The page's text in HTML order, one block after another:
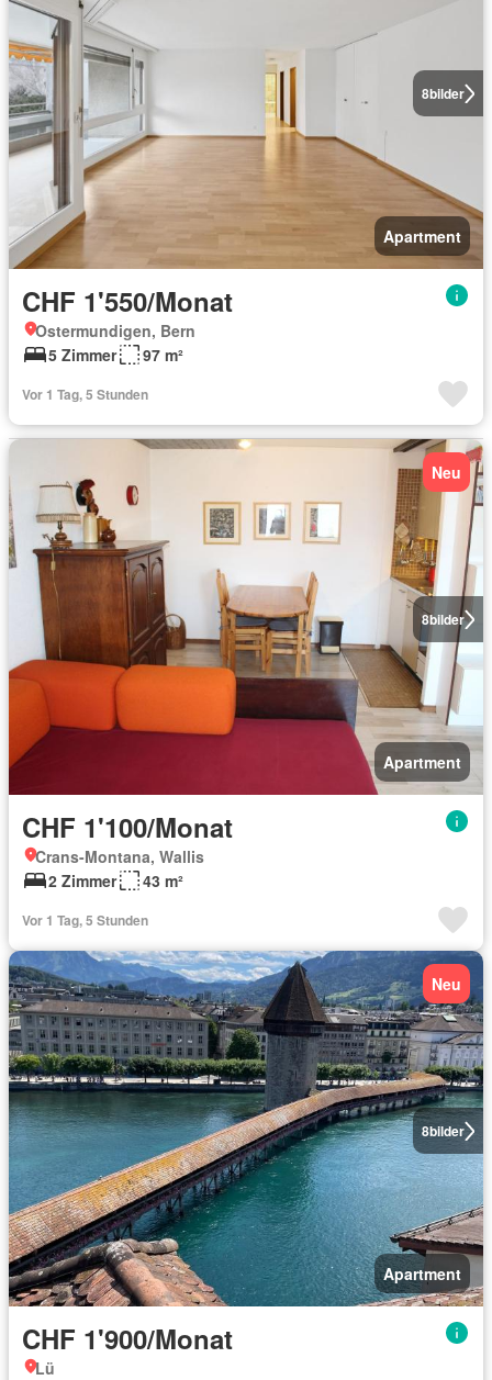
8bilder
Apartment
CHF 1'550/Monat
Ostermundigen, Bern
5 Zimmer
97 m²
Vor 1 Tag, 5 Stunden
8bilder
Neu
Apartment
CHF 1'100/Monat
Crans-Montana, Wallis
2 Zimmer
43 m²
Vor 1 Tag, 5 Stunden
8bilder
Neu
Apartment
CHF 1'900/Monat
Lü